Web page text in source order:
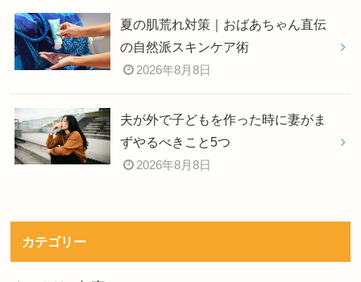
夏の肌荒れ対策｜おばあちゃん直伝
の自然派スキンケア術
2026年8月8日
夫が外で子どもを作った時に妻がま
ずやるべきこと5つ
2026年8月8日
カテゴリー